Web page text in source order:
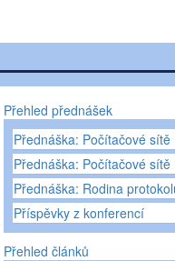
Přehled přednášek
Přednáška: Počítačové sítě
Přednáška: Počítačové sítě
Přednáška: Rodina
Příspěvky z konferencí
Přehled článků